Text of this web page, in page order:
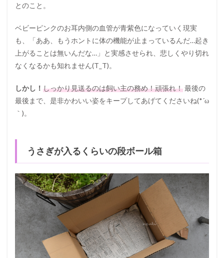
とのこと。
ベビーピンクのお耳内側の血管が青紫色になっていく現実
も、「ああ、もうホントに体の機能が止まっているんだ…起き
上がることは無いんだな…」と実感させられ、悲しくやり切れ
なくなるかも知れません(T_T)。
しかし！ しっかり見送るのは飼い主の務め！頑張れ！最後の
最後まで、是非かわいい姿をキープしてあげてくださいね(*´ω
｀)。
うさぎが入るくらいの段ボール箱